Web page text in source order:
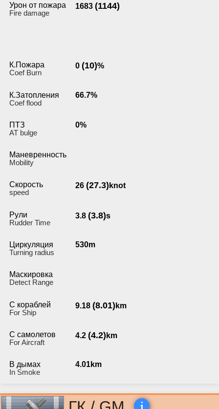
Урон от пожара
Fire damage
1683 (1144)
К.Пожара
Coef Burn
0 (10)%
К.Затопления
Coef flood
66.7%
ПТЗ
AT bulge
0%
Маневренность
Мobility
Скорость
speed
26 (27.3) knot
Рули
Rudder Time
3.8 (3.8)s
Циркуляция
Turning radius
530m
Маскировка
Detect Range
С кораблей
For Ship
9.18 (8.01) km
С самолетов
For Aircraft
4.2 (4.2) km
В дымах
In Smoke
4.01km